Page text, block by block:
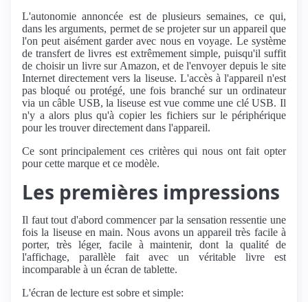
L'autonomie annoncée est de plusieurs semaines, ce qui,
dans les arguments, permet de se projeter sur un appareil que
l'on peut aisément garder avec nous en voyage. Le système
de transfert de livres est extrêmement simple, puisqu'il suffit
de choisir un livre sur Amazon, et de l'envoyer depuis le site
Internet directement vers la liseuse. L'accès à l'appareil n'est
pas bloqué ou protégé, une fois branché sur un ordinateur
via un câble USB, la liseuse est vue comme une clé USB. Il
n'y a alors plus qu'à copier les fichiers sur le périphérique
pour les trouver directement dans l'appareil.
Ce sont principalement ces critères qui nous ont fait opter
pour cette marque et ce modèle.
Les premières impressions
Il faut tout d'abord commencer par la sensation ressentie une
fois la liseuse en main. Nous avons un appareil très facile à
porter, très léger, facile à maintenir, dont la qualité de
l'affichage, parallèle fait avec un véritable livre est
incomparable à un écran de tablette.
L'écran de lecture est sobre et simple: